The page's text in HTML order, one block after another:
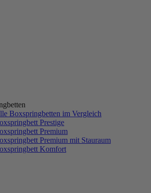
Boxspringbetten im Vergleich
Prestige
Premium
Premium mit Stauraum
Komfort